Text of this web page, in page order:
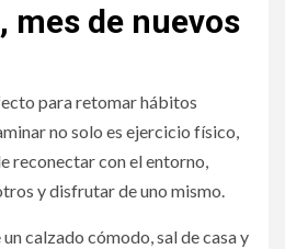
mes de nuevos
para retomar hábitos
no solo es ejercicio físico,
reconectar con el entorno,
y disfrutar de uno mismo.
calzado cómodo, sal de casa y